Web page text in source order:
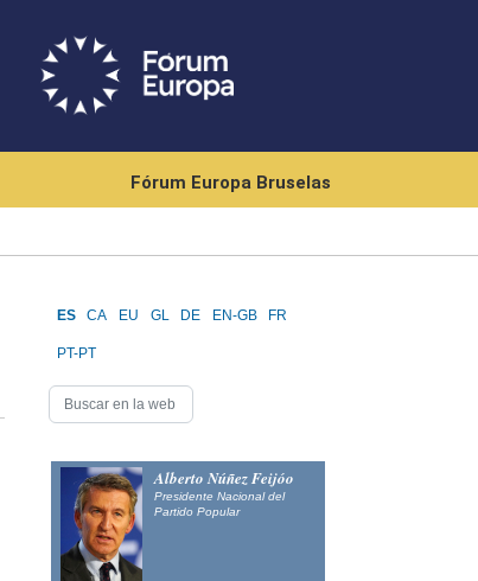
Fórum Europa Bruselas
ES CA EU GL DE EN-GB FR
PT-PT
Alberto Núñez Feijóo
Presidente Nacional del
Partido Popular